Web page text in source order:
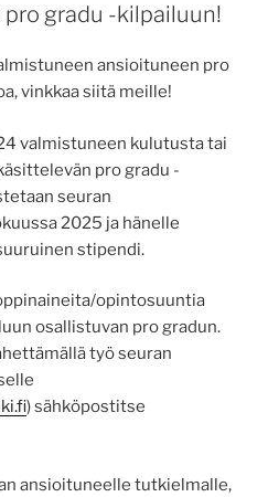
gradu -kilpailuun!
ansioituneen pro
vinkkaa siitä meille!
valmistuneen kulutusta tai
pro gradu -
seuran
2025 ja hänelle
stipendi.
opintosuuntia
osallistuvan pro gradun.
työ seuran
) sähköpostitse
ansioituneelle tutkielmalle,